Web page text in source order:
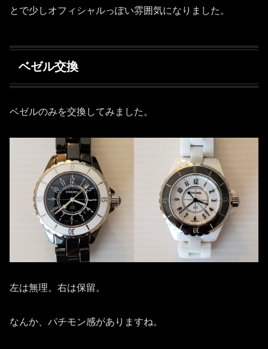
とで少しオフィシャルっぽい雰囲気になりました。
ベゼル交換
ベゼルのみを交換してみました。
左は無理。右は保留。
なんか、パチモン感がありますね。